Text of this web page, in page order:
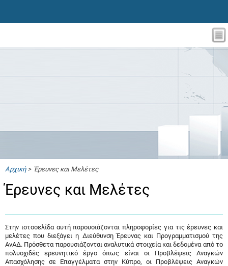
Αρχική> Έρευνες και Μελέτες
Έρευνες και Μελέτες
Στην ιστοσελίδα αυτή παρουσιάζονται πληροφορίες για τις έρευνες και
μελέτες που διεξάγει η Διεύθυνση Έρευνας και Προγραμματισμού της
ΑνΑΔ. Πρόσθετα παρουσιάζονται αναλυτικά στοιχεία και δεδομένα από το
πολυσχιδές ερευνητικό έργο όπως είναι οι Προβλέψεις Αναγκών
Απασχόλησης σε Επαγγέλματα στην Κύπρο, οι Προβλέψεις Αναγκών